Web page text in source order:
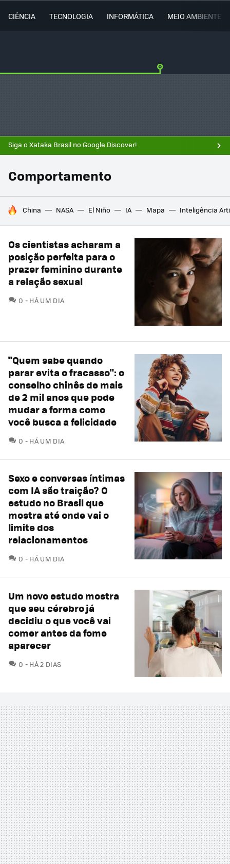
CIÊNCIA TECNOLOGIA INFORMÁTICA MEIO AMBIENTE
Siga o Xataka Brasil no Google Discover!
Comportamento
TENDÊNCIAS DO DIA
China NASA El Niño IA Mapa Inteligência
Os cientistas acharam a
posição perfeita para o
prazer feminino durante
a relação sexual
0 COMENTÁRIOS
HÁ UM DIA
"Quem sabe quando
parar evita o fracasso": o
conselho chinês de mais
de 2 mil anos que pode
mudar a forma como
você busca a felicidade
0 COMENTÁRIOS
HÁ UM DIA
Sexo e conversas íntimas
com IA são traição? O
estudo no Brasil que
mostra até onde vai o
limite dos
relacionamentos
0 COMENTÁRIOS
HÁ UM DIA
Um novo estudo mostra
que seu cérebro já
decidiu o que você vai
comer antes da fome
aparecer
0 COMENTÁRIOS
HÁ 2 DIAS